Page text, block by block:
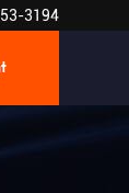
3194